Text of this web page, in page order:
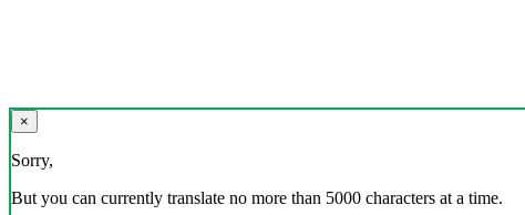
×
Sorry,
But you can currently translate no more than 5000 characters at a time.